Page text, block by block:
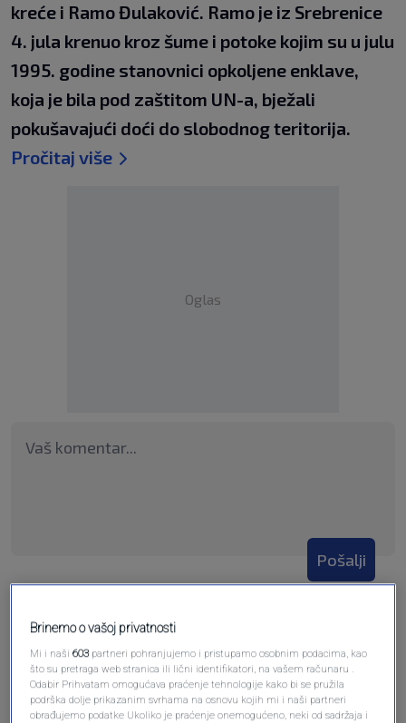
kreće i Ramo Đulaković. Ramo je iz Srebrenice
4. jula krenuo kroz šume i potoke kojim su u julu
1995. godine stanovnici opkoljene enklave,
koja je bila pod zaštitom UN-a, bježali
pokušavajući doći do slobodnog teritorija.
Pročitaj više
Oglas
Pošalji
Pošalji komentar
Brinemo o vašoj privatnosti
Mi i naši603 partneri pohranjujemo i pristupamo osobnim podacima, kao
što su pretraga web stranica ili lični identifikatori, na vašem računaru .
Odabir Prihvatam omogućava praćenje tehnologije kako bi se pružila
podrška dolje prikazanim svrhama na osnovu kojih mi i naši partneri
obrađujemo podatke Ukoliko je praćenje onemogućeno, neki od sadržaja i